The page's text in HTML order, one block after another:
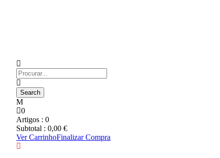
0
Artigos : 0
Subtotal : 0,00 €
Ver CarrinhoFinalizar Compra